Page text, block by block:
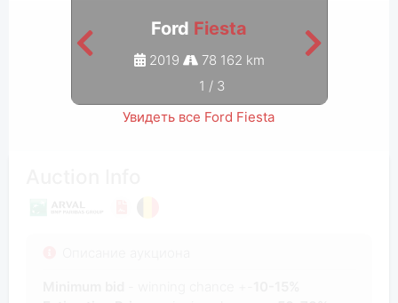
Ford Fiesta
2019
78 162 km
1 / 3
Увидеть все Ford Fiesta